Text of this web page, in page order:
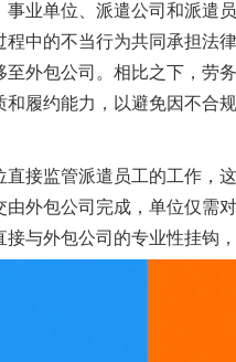
业单位、派遣公司和派遣
中的不当行为共同承担法
外包公司。相比之下，劳
履约能力，以避免因不合
接监管派遣员工的工作，
外包公司完成，单位仅需
与外包公司的专业性挂钩